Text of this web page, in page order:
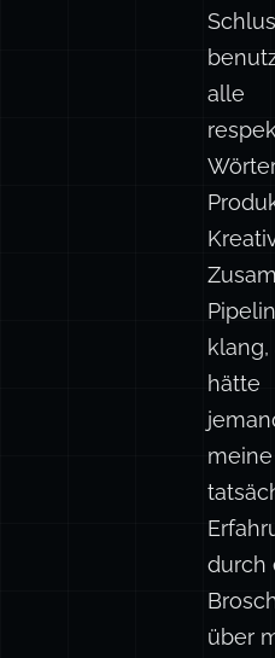
alle
klang,
hätte
meine
durch
über